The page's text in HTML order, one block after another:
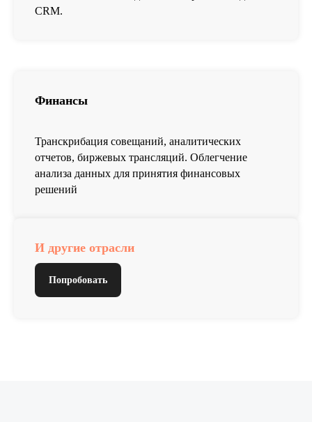
CRM.
Финансы
Транскрибация совещаний, аналитических
отчетов, биржевых трансляций. Облегчение
анализа данных для принятия финансовых
решений
И другие отрасли
Попробовать